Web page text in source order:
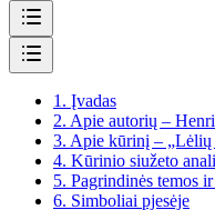
1. Įvadas
2. Apie autorių –
3. Apie kūrinį – „Lėlių
4. Kūrinio siužeto
5. Pagrindinės temos
6. Simboliai pjesėje